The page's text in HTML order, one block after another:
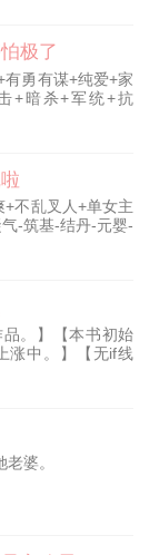
极了
勇有谋+纯爱+家
+暗杀+军统+抗
到了1940年的龙
时期，前线战场
海，从一个地痞
鬼子、汉奸闻风
+不乱叉人+单女主
-筑基-结丹-元婴-
身穿四十年，江
兄，若是师弟师
人惦记咱这鸟不
上的那十亩花田
师兄师兄，那若是
品。】【本书初始
中。】【无if线
这种剧情的请划
发现每个人的头
为：天阶斗技·鬼
简单单，可想要
随安：谁TMD能
婆。